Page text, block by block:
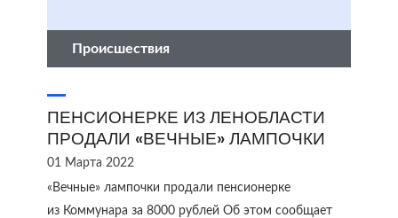
Происшествия
ПЕНСИОНЕРКЕ ИЗ ЛЕНОБЛАСТИ
ПРОДАЛИ «ВЕЧНЫЕ» ЛАМПОЧКИ
01 Марта 2022
«Вечные» лампочки продали пенсионерке
из Коммунара за 8000 рублей Об этом сообщает